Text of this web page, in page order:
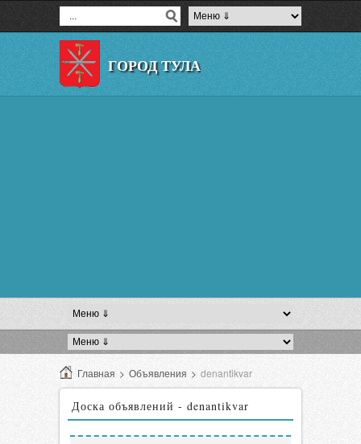
ГОРОД ТУЛА
Главная > Объявления > denantikvar
Доска объявлений - denantikvar